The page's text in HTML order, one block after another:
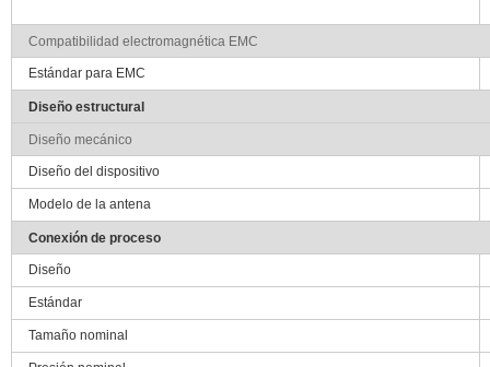
Compatibilidad electromagnética EMC
Estándar para EMC
Diseño estructural
Diseño mecánico
Diseño del dispositivo
Modelo de la antena
Conexión de proceso
Diseño
Estándar
Tamaño nominal